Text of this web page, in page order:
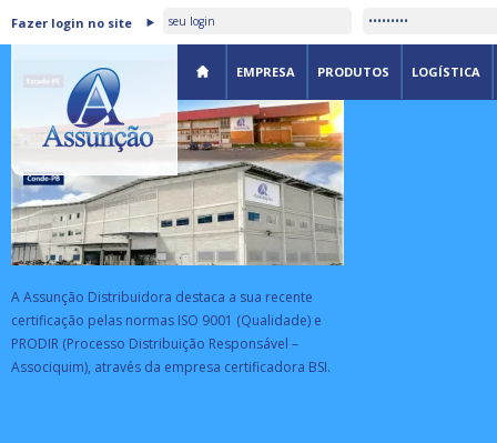
Fazer login no site
EMPRESA PRODUTOS LOGÍSTICA
ASSUNÇÃO DISTRIBUIDORA É
CERTIFICADA PELA BSI
A Assunção Distribuidora destaca a sua recente
certificação pelas normas ISO 9001 (Qualidade) e
PRODIR (Processo Distribuição Responsável –
Associquim), através da empresa certificadora BSI.